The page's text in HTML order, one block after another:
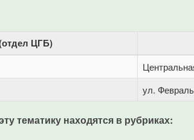
ЦГБ)
ул.
тематику находятся в рубриках: